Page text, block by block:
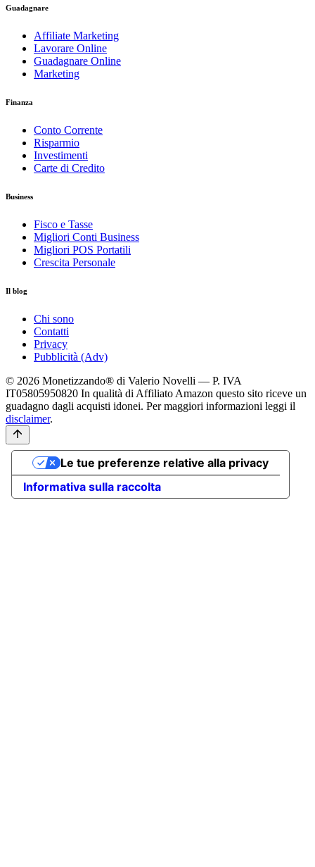
Guadagnare
Affiliate Marketing
Lavorare Online
Guadagnare Online
Marketing
Finanza
Conto Corrente
Risparmio
Investimenti
Carte di Credito
Business
Fisco e Tasse
Migliori Conti Business
Migliori POS Portatili
Crescita Personale
Il blog
Chi sono
Contatti
Privacy
Pubblicità (Adv)
© 2026 Monetizzando® di Valerio Novelli — P. IVA
IT05805950820 In qualità di Affiliato Amazon questo sito riceve un
guadagno dagli acquisti idonei. Per maggiori informazioni leggi il
disclaimer.
Informativa sulla raccolta
Le tue preferenze relative alla privacy